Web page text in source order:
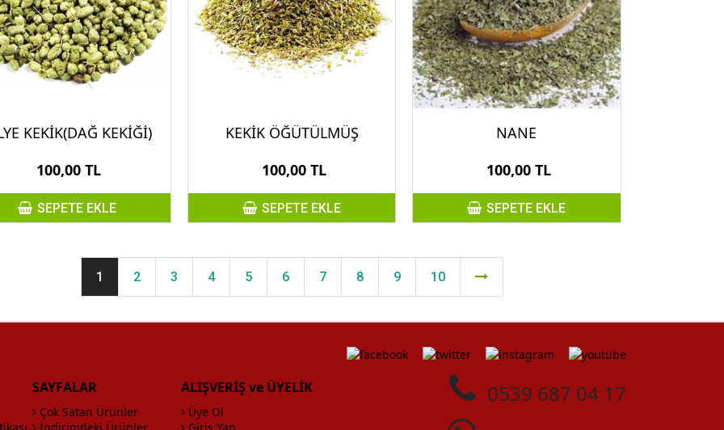
KEKİK(DAĞ KEKİĞİ)
100,00 TL
SEPETE EKLE
KEKİK ÖĞÜTÜLMÜŞ
100,00 TL
SEPETE EKLE
NANE
100,00 TL
SEPETE EKLE
1 2 3 4 5 6 7 8 9 10
SAYFALAR
Çok Satan Ürünler
ALIŞVERİŞ ve ÜYELİK
Üye Ol
0539 687 04 17